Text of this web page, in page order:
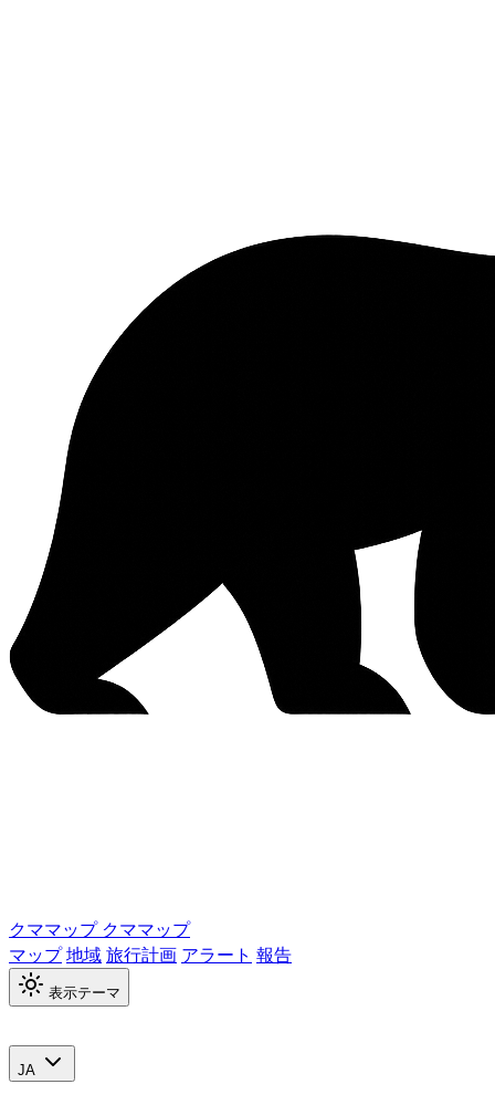
クママップ クママップ
マップ地域旅行計画 アラート 報告
表示テーマ
JA